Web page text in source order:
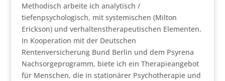
Methodisch arbeite ich analytisch /
tiefenpsychologisch, mit systemischen (Milton
Erickson) und verhaltenstherapeutischen Elementen.
In Kooperation mit der Deutschen
Rentenversicherung Bund Berlin und dem Psyrena
Nachsorgeprogramm, biete ich ein Therapieangebot
für Menschen, die in stationärer Psychotherapie und